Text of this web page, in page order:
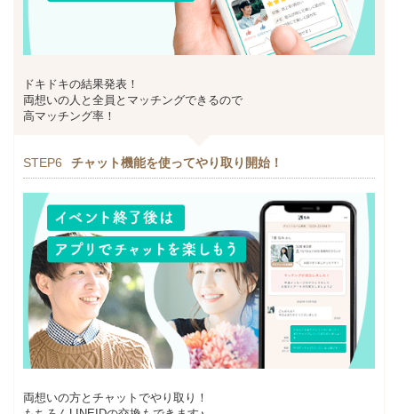
ドキドキの結果発表！
両想いの人と全員とマッチングできるので
高マッチング率！
STEP6 チャット機能を使ってやり取り開始！
両想いの方とチャットでやり取り！